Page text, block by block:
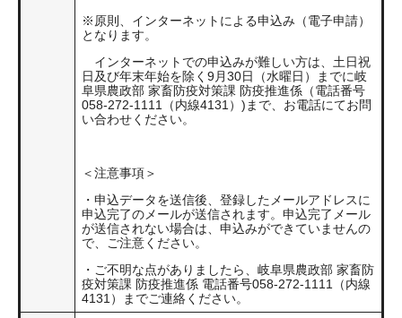
※原則、インターネットによる申込み（電子申請）
となります。
インターネットでの申込みが難しい方は、土日祝
日及び年末年始を除く9月30日（水曜日）までに岐
阜県農政部 家畜防疫対策課 防疫推進係（電話番号
058-272-1111（内線4131）)まで、お電話にてお問
い合わせください。
＜注意事項＞
・申込データを送信後、登録したメールアドレスに
申込完了のメールが送信されます。申込完了メール
が送信されない場合は、申込みができていませんの
で、ご注意ください。
・ご不明な点がありましたら、岐阜県農政部 家畜防
疫対策課 防疫推進係 電話番号058-272-1111（内線
4131）までご連絡ください。